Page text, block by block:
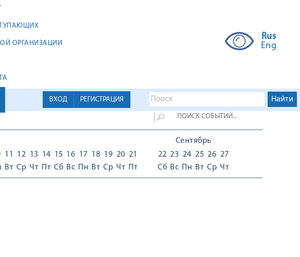
ОРГАНИЗАЦИИ
Rus
Eng
ВХОД РЕГИСТРАЦИЯ
11
Вт
12
Ср
13
Чт
14
Пт
15
Сб
16
Вс
17
Пн
18
Вт
19
Ср
20
Чт
21
Пт
Сентябрь
22
Сб
23
Вс
24
Пн
25
Вт
26
Ср
27
Чт